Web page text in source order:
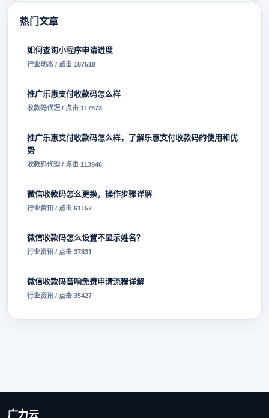
热门文章
如何查询小程序申请进度
行业动态 / 点击 187518
推广乐惠支付收款码怎么样
收款码代理 / 点击 117873
推广乐惠支付收款码怎么样，了解乐惠支付收款码的使用和优
势
收款码代理 / 点击 113946
微信收款码怎么更换，操作步骤详解
行业资讯 / 点击 61157
微信收款码怎么设置不显示姓名？
行业资讯 / 点击 37831
微信收款码音响免费申请流程详解
行业资讯 / 点击 35427
广力云